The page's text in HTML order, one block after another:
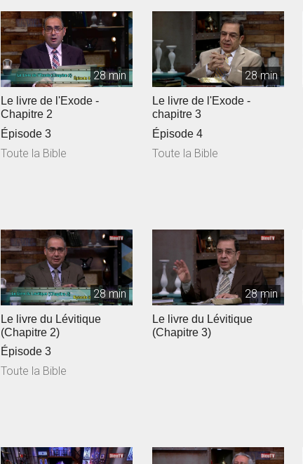
28 min
Le livre de l'Exode -
Chapitre 2
Épisode 3
Toute la Bible
28 min
Le livre de l'Exode -
chapitre 3
Épisode 4
Toute la Bible
28 min
Le livre du Lévitique
(Chapitre 2)
Épisode 3
Toute la Bible
28 min
Le livre du Lévitique
(Chapitre 3)